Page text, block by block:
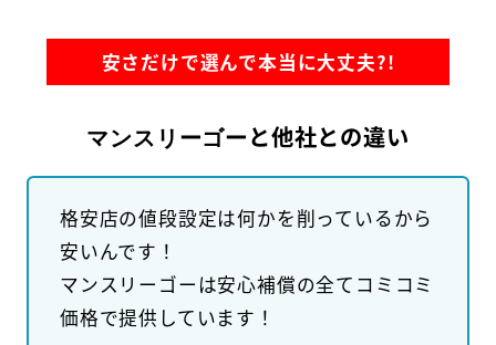
安さだけで選んで本当に大丈夫?!
マンスリーゴー と他社との違い
格安店の値段設定は何かを削っているから
安いんです！
マンスリーゴーは安心補償の全てコミコミ
価格で提供しています！